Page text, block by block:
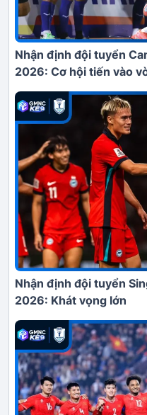
Nhận định đội tuyển
2026: Cơ hội tiến vào
Nhận định đội tuyển
2026: Khát vọng lớn